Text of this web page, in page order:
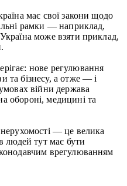
має свої закони щодо
рамки — наприклад,
може взяти приклад,
нове регулювання
та бізнесу, а отже — і
війни держава
обороні, медицині та
— це велика
людей тут має бути
врегулюванням